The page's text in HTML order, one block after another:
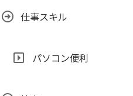
仕事スキル
パソコン便利